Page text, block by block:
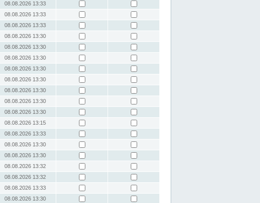
08.08.2026 13:33
08.08.2026 13:33
08.08.2026 13:33
08.08.2026 13:30
08.08.2026 13:30
08.08.2026 13:30
08.08.2026 13:30
08.08.2026 13:30
08.08.2026 13:30
08.08.2026 13:30
08.08.2026 13:30
08.08.2026 13:15
08.08.2026 13:33
08.08.2026 13:30
08.08.2026 13:30
08.08.2026 13:32
08.08.2026 13:32
08.08.2026 13:33
08.08.2026 13:30